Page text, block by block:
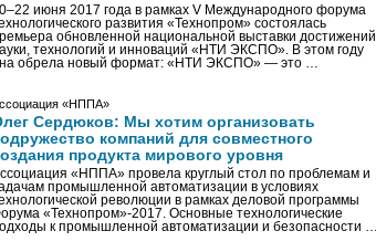
июня 2017 года в рамках V Международного форума
развития «Технопром» состоялась
обновленной национальной выставки достижений
технологий и инноваций «НТИ ЭКСПО». В этом году
обрела новый формат: «НТИ ЭКСПО» — это …
«НППА»
Сердюков: Мы хотим организовать
компаний для совместного
продукта мирового уровня
«НППА» провела круглый стол по проблемам и
промышленной автоматизации в условиях
революции в рамках деловой программы
«Технопром»-2017. Основные технологические
к промышленной автоматизации и безопасности …